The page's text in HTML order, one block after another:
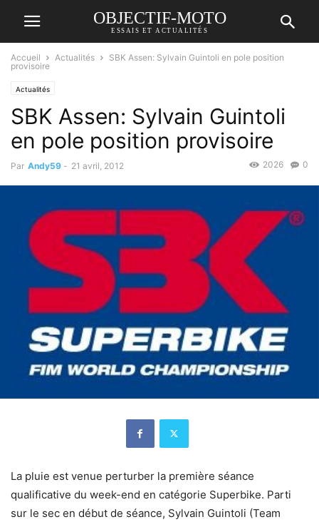
OBJECTIF-MOTO
ESSAIS ET ACTUALITÉS
Accueil Actualités
SBK Assen: Sylvain Guintoli en pole position
provisoire
Actualités
SBK Assen: Sylvain Guintoli
en pole position provisoire
Par Andy59 - 21 avril, 2012 0
2026
La pluie est venue perturber la première séance
qualificative du week-end en catégorie Superbike. Parti
sur le sec en début de séance, Sylvain Guintoli (Team